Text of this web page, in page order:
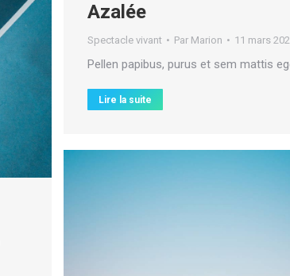
Azalée
Spectacle vivant Par Marion 11 mars
Pellen papibus, purus et sem mattis
Lire la suite